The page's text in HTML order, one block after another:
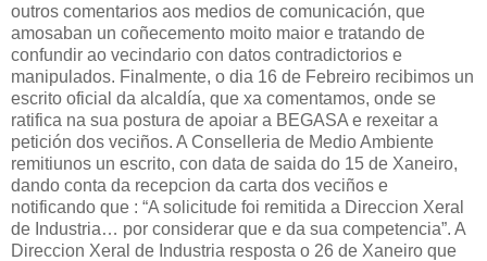
outros comentarios aos medios de comunicación, que
amosaban un coñecemento moito maior e tratando de
confundir ao vecindario con datos contradictorios e
manipulados. Finalmente, o dia 16 de Febreiro recibimos un
escrito oficial da alcaldía, que xa comentamos, onde se
ratifica na sua postura de apoiar a BEGASA e rexeitar a
petición dos veciños. A Conselleria de Medio Ambiente
remitiunos un escrito, con data de saida do 15 de Xaneiro,
dando conta da recepcion da carta dos veciños e
notificando que : “A solicitude foi remitida a Direccion Xeral
de Industria… por considerar que e da sua competencia”. A
Direccion Xeral de Industria resposta o 26 de Xaneiro que